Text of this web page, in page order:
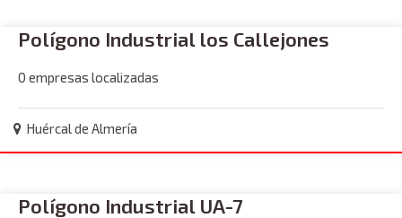
Polígono Industrial los Callejones
0 empresas localizadas
Huércal de Almería
Polígono Industrial UA-7